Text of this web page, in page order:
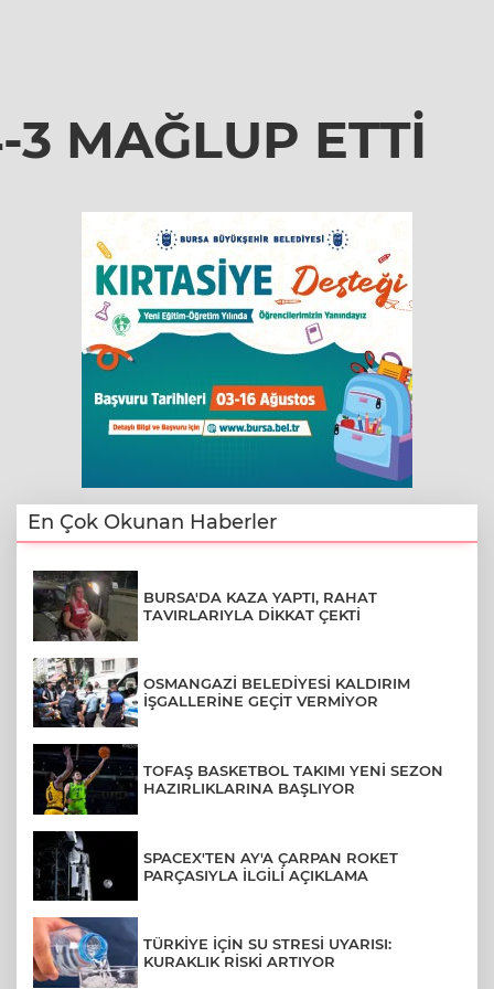
MAĞLUP ETTİ
En Çok Okunan Haberler
BURSA'DA KAZA YAPTI, RAHAT
TAVIRLARIYLA DİKKAT ÇEKTİ
OSMANGAZİ BELEDİYESİ KALDIRIM
İŞGALLERİNE GEÇİT VERMİYOR
TOFAŞ BASKETBOL TAKIMI YENİ SEZON
HAZIRLIKLARINA BAŞLIYOR
SPACEX'TEN AY'A ÇARPAN ROKET
PARÇASIYLA İLGİLİ AÇIKLAMA
TÜRKİYE İÇİN SU STRESİ UYARISI:
KURAKLIK RİSKİ ARTIYOR